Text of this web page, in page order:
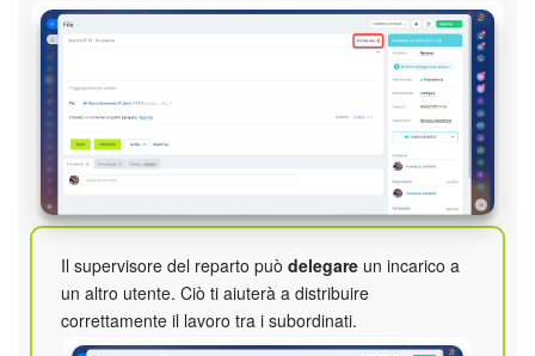
Progetti IA
CRM
Prenotazione online
Contact Center
Sales Center
Analisi CRM
Il supervisore del reparto può delegare un incarico a
un altro utente. Ciò ti aiuterà a distribuire
correttamente il lavoro tra i subordinati.